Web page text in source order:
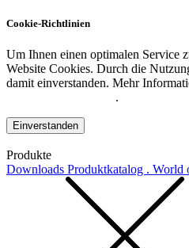
Cookie-Richtlinien
Um Ihnen einen optimalen Service
Website Cookies. Durch die
damit einverstanden. Mehr
.
Einverstanden
Produkte
Downloads Produktkatalog . World